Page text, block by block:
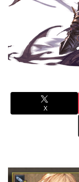
X